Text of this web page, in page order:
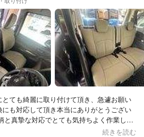
ても綺麗に取り付けて頂き、急遽お願い
にも対応して頂き本当にありがとうござい
と真摯な対応でとても気持ちよく作業して
ありましたら是非お願い致します。続きを読む